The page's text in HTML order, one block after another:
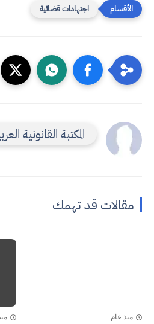
اجتهادات قضائية
المكتبة القانونية
مقالات قد تهمك
منذ عام